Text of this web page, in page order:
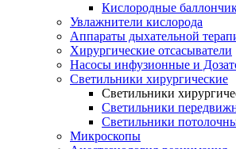
Кислородные
Увлажнители кислорода
Аппараты дыхательной
Хирургические отсасыватели
Насосы инфузионные и
Светильники хирургические
Светильники
Светильники
Светильники
Микроскопы